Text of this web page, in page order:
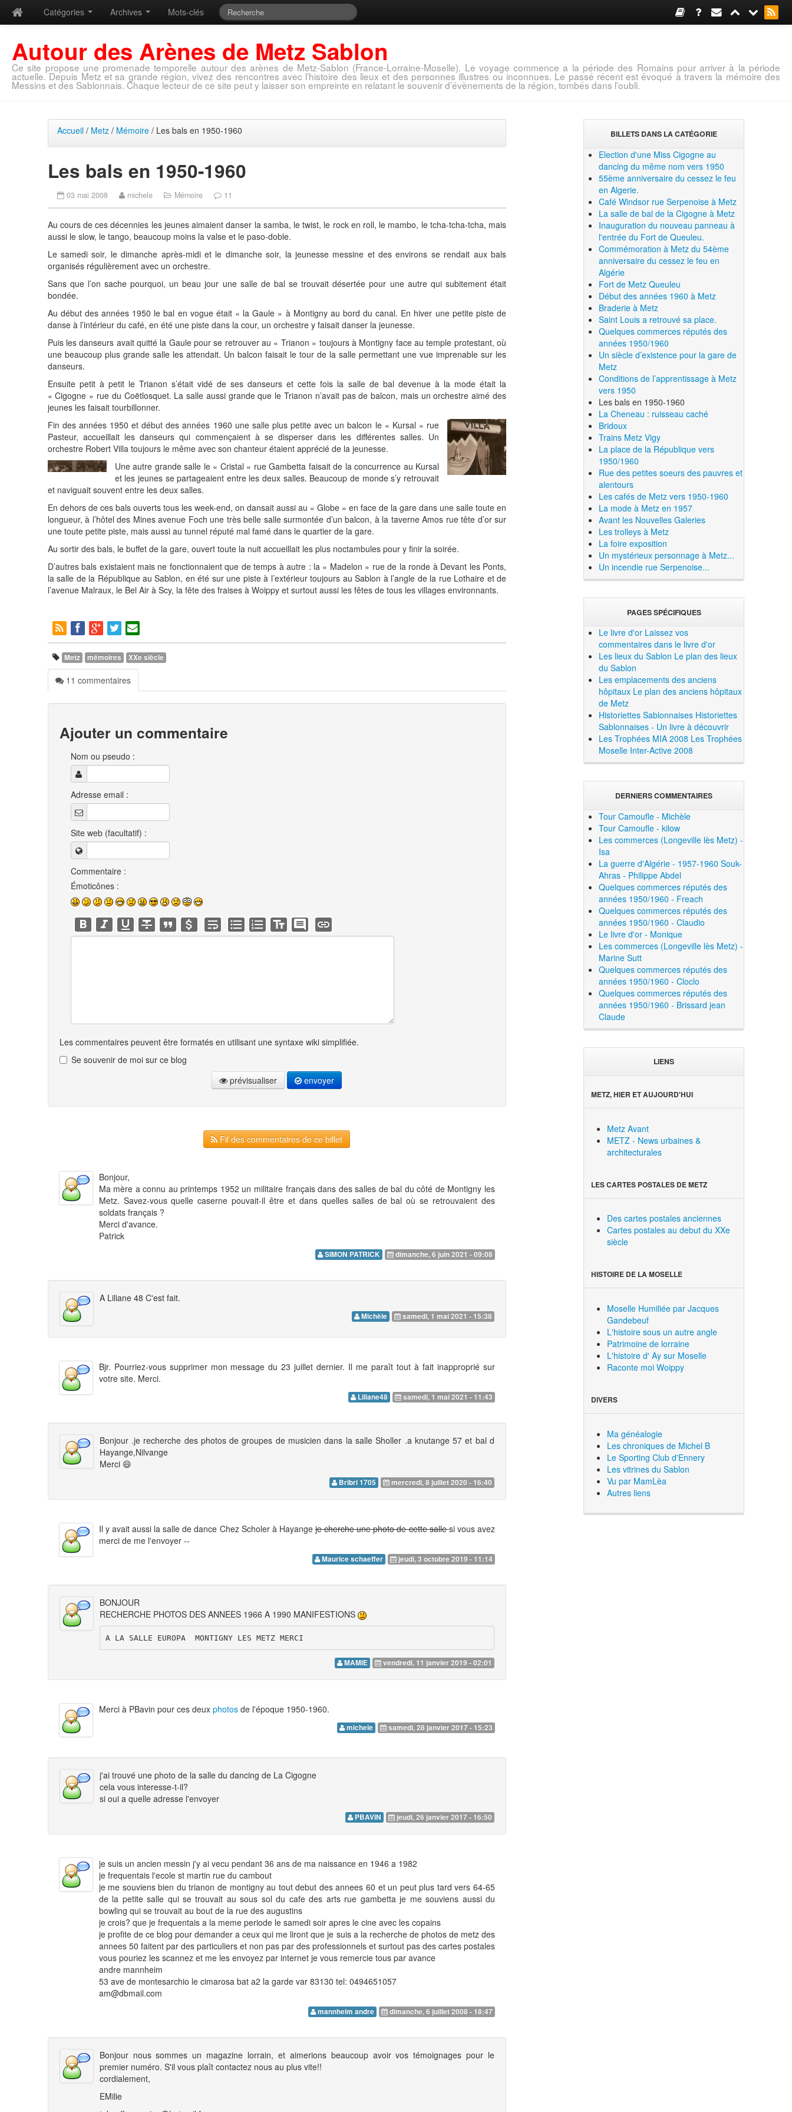
Catégories Archives Mots-clés
Autour des Arènes de Metz Sablon
Ce site propose une promenade temporelle autour des arènes de Metz-Sablon (France-Lorraine-Moselle). Le voyage commence a la période des Romains pour arriver à la période
actuelle. Depuis Metz et sa grande région, vivez des rencontres avec l’histoire des lieux et des personnes illustres ou inconnues. Le passé récent est évoqué à travers la mémoire des
Messins et des Sablonnais. Chaque lecteur de ce site peut y laisser son empreinte en relatant le souvenir d’évènements de la région, tombés dans l’oubli.
Accueil/ Metz/ Mémoire/ Les bals en 1950-1960
Les bals en 1950-1960
03 mai 2008 michele Mémoire 11
Au cours de ces décennies les jeunes aimaient danser la samba, le twist, le rock en roll, le mambo, le tcha-tcha-tcha, mais
aussi le slow, le tango, beaucoup moins la valse et le paso-doble.
Le samedi soir, le dimanche après-midi et le dimanche soir, la jeunesse messine et des environs se rendait aux bals
organisés régulièrement avec un orchestre.
Sans que l’on sache pourquoi, un beau jour une salle de bal se trouvait désertée pour une autre qui subitement était
bondée.
Au début des années 1950 le bal en vogue était « la Gaule » à Montigny au bord du canal. En hiver une petite piste de
danse à l’intérieur du café, en été une piste dans la cour, un orchestre y faisait danser la jeunesse.
Puis les danseurs avait quitté la Gaule pour se retrouver au « Trianon » toujours à Montigny face au temple protestant, où
une beaucoup plus grande salle les attendait. Un balcon faisait le tour de la salle permettant une vue imprenable sur les
danseurs.
Ensuite petit à petit le Trianon s’était vidé de ses danseurs et cette fois la salle de bal devenue à la mode était la
« Cigogne » rue du Coëtlosquet. La salle aussi grande que le Trianon n’avait pas de balcon, mais un orchestre aimé des
jeunes les faisait tourbillonner.
Fin des années 1950 et début des années 1960 une salle plus petite avec un balcon le « Kursal » rue
Pasteur, accueillait les danseurs qui commençaient à se disperser dans les différentes salles. Un
orchestre Robert Villa toujours le même avec son chanteur étaient apprécié de la jeunesse.
Une autre grande salle le « Cristal » rue Gambetta faisait de la concurrence au Kursal
et les jeunes se partageaient entre les deux salles. Beaucoup de monde s’y retrouvait
et naviguait souvent entre les deux salles.
En dehors de ces bals ouverts tous les week-end, on dansait aussi au « Globe » en face de la gare dans une salle toute en
longueur, à l’hôtel des Mines avenue Foch une très belle salle surmontée d’un balcon, à la taverne Amos rue tête d’or sur
une toute petite piste, mais aussi au tunnel réputé mal famé dans le quartier de la gare.
Au sortir des bals, le buffet de la gare, ouvert toute la nuit accueillait les plus noctambules pour y finir la soirée.
D’autres bals existaient mais ne fonctionnaient que de temps à autre : la « Madelon » rue de la ronde à Devant les Ponts,
la salle de la République au Sablon, en été sur une piste à l’extérieur toujours au Sablon à l’angle de la rue Lothaire et de
l’avenue Malraux, le Bel Air à Scy, la fête des fraises à Woippy et surtout aussi les fêtes de tous les villages environnants.
Metz mémoires XXe siècle
11 commentaires
Ajouter un commentaire
Nom ou pseudo :
Adresse email :
Site web (facultatif) :
Commentaire :
Émoticônes :
Les commentaires peuvent être formatés en utilisant une syntaxe wiki simplifiée.
Se souvenir de moi sur ce blog
prévisualiser
envoyer
Fil des commentaires de ce billet
Bonjour,
Ma mère a connu au printemps 1952 un militaire français dans des salles de bal du côté de Montigny les
Metz. Savez-vous quelle caserne pouvait-il être et dans quelles salles de bal où se retrouvaient des
soldats français ?
Merci d'avance.
Patrick
SIMON PATRICK dimanche, 6 juin 2021 - 09:08
A Liliane 48 C'est fait.
Michèle samedi, 1 mai 2021 - 15:38
Bjr. Pourriez-vous supprimer mon message du 23 juillet dernier. Il me paraît tout à fait inapproprié sur
votre site. Merci.
Liliane48 samedi, 1 mai 2021 - 11:43
Bonjour .je recherche des photos de groupes de musicien dans la salle Sholler .a knutange 57 et bal d
Hayange,Nilvange
Merci 😄
Bribri 1705 mercredi, 8 juillet 2020 - 16:40
Il y avait aussi la salle de dance Chez Scholer à Hayange je cherche une photo de cette sallesi vous avez
merci de me l'envoyer --
Maurice schaeffer jeudi, 3 octobre 2019 - 11:14
BONJOUR
RECHERCHE PHOTOS DES ANNEES 1966 A 1990 MANIFESTIONS
A LA SALLE EUROPA  MONTIGNY LES METZ MERCI
MAMIE vendredi, 11 janvier 2019 - 02:01
Merci à PBavin pour ces deux photosde l'époque 1950-1960.
michele samedi, 28 janvier 2017 - 15:23
j'ai trouvé une photo de la salle du dancing de La Cigogne
cela vous interesse-t-il?
si oui a quelle adresse l'envoyer
PBAVIN jeudi, 26 janvier 2017 - 16:50
je suis un ancien messin j'y ai vecu pendant 36 ans de ma naissance en 1946 a 1982
je frequentais l'ecole st martin rue du cambout
je me souviens bien du trianon de montigny au tout debut des annees 60 et un peut plus tard vers 64-65
de la petite salle qui se trouvait au sous sol du cafe des arts rue gambetta je me souviens aussi du
bowling qui se trouvait au bout de la rue des augustins
je crois? que je frequentais a la meme periode le samedi soir apres le cine avec les copains
je profite de ce blog pour demander a ceux qui me liront que je suis a la recherche de photos de metz des
annees 50 faitent par des particuliers et non pas par des professionnels et surtout pas des cartes postales
vous pouriez les scannez et me les envoyez par internet je vous remercie tous par avance
andre mannheim
53 ave de montesarchio le cimarosa bat a2 la garde var 83130 tel: 0494651057
am@dbmail.com
mannheim andre dimanche, 6 juillet 2008 - 18:47
Bonjour nous sommes un magazine lorrain, et aimerions beaucoup avoir vos témoignages pour le
premier numéro. S'il vous plaît contactez nous au plus vite!!
cordialement,
EMilie
BILLETS DANS LA CATÉGORIE
Election d'une Miss Cigogne au
dancing du même nom vers 1950
55ème anniversaire du cessez le feu
en Algerie.
Café Windsor rue Serpenoise à Metz
La salle de bal de la Cigogne à Metz
Inauguration du nouveau panneau à
l'entrée du Fort de Queuleu.
Commémoration à Metz du 54ème
anniversaire du cessez le feu en
Algérie
Fort de Metz Queuleu
Début des années 1960 à Metz
Braderie à Metz
Saint Louis a retrouvé sa place.
Quelques commerces réputés des
années 1950/1960
Un siècle d’existence pour la gare de
Metz
Conditions de l’apprentissage à Metz
vers 1950
Les bals en 1950-1960
La Cheneau : ruisseau caché
Bridoux
Trains Metz Vigy
La place de la République vers
1950/1960
Rue des petites soeurs des pauvres et
alentours
Les cafés de Metz vers 1950-1960
La mode à Metz en 1957
Avant les Nouvelles Galeries
Les trolleys à Metz
La foire exposition
Un mystérieux personnage à Metz...
Un incendie rue Serpenoise...
PAGES SPÉCIFIQUES
Le livre d'or Laissez vos
commentaires dans le livre d'or
Les lieux du Sablon Le plan des lieux
du Sablon
Les emplacements des anciens
hôpitaux Le plan des anciens hôpitaux
de Metz
Historiettes Sablonnaises Historiettes
Sablonnaises - Un livre à découvrir
Les Trophées MIA 2008 Les Trophées
Moselle Inter-Active 2008
DERNIERS COMMENTAIRES
Tour Camoufle - Michèle
Tour Camoufle - kilow
Les commerces (Longeville lès Metz) -
Isa
La guerre d'Algérie - 1957-1960 Souk-
Ahras - Philippe Abdel
Quelques commerces réputés des
années 1950/1960 - Freach
Quelques commerces réputés des
années 1950/1960 - Claudio
Le livre d'or - Monique
Les commerces (Longeville lès Metz) -
Marine Sutt
Quelques commerces réputés des
années 1950/1960 - Cloclo
Quelques commerces réputés des
années 1950/1960 - Brissard jean
Claude
LIENS
METZ, HIER ET AUJOURD'HUI
Metz Avant
METZ - News urbaines &
architecturales
LES CARTES POSTALES DE METZ
Des cartes postales anciennes
Cartes postales au debut du XXe
siècle
HISTOIRE DE LA MOSELLE
Moselle Humiliée par Jacques
Gandebeuf
L'histoire sous un autre angle
Patrimoine de lorraine
L'histoire d' Ay sur Moselle
Raconte moi Woippy
DIVERS
Ma généalogie
Les chroniques de Michel B
Le Sporting Club d'Ennery
Les vitrines du Sablon
Vu par MamLèa
Autres liens